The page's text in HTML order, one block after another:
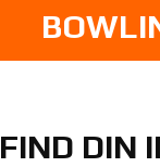
FIND DIN